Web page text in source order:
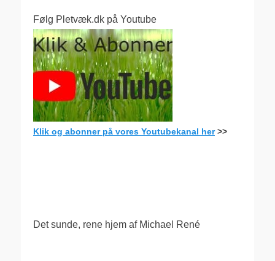
Følg Pletvæk.dk på Youtube
Klik og abonner på vores Youtubekanal her>>
Det sunde, rene hjem af Michael René